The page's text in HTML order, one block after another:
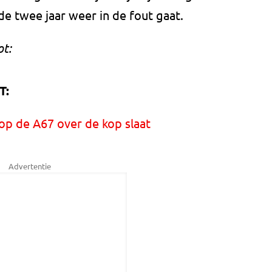
twee jaar weer in de fout gaat.
de A67 over de kop slaat
Advertentie